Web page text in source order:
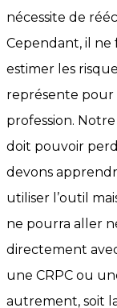
nécessite de
Cependant, il ne
estimer les
représente pour
profession.
doit pouvoir
devons
utiliser l’outil
ne pourra aller
directement
une CRPC ou
autrement, soit